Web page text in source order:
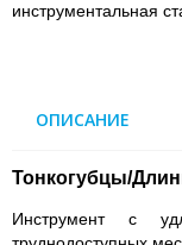
инструментальная
ОПИСАНИЕ
Тонкогубцы/
Инструмент с